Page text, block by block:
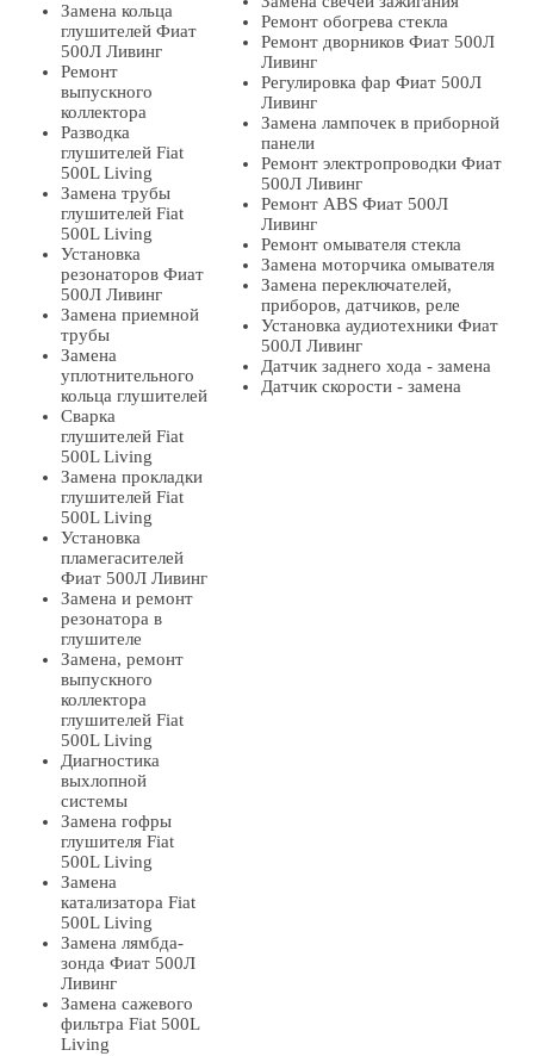
Замена кольца
глушителей Фиат
500Л Ливинг
Ремонт
выпускного
коллектора
Разводка
глушителей Fiat
500L Living
Замена трубы
глушителей Fiat
500L Living
Установка
резонаторов Фиат
500Л Ливинг
Замена приемной
трубы
Замена
уплотнительного
кольца глушителей
Сварка
глушителей Fiat
500L Living
Замена прокладки
глушителей Fiat
500L Living
Установка
пламегасителей
Фиат 500Л Ливинг
Замена и ремонт
резонатора в
глушителе
Замена, ремонт
выпускного
коллектора
глушителей Fiat
500L Living
Диагностика
выхлопной
системы
Замена гофры
глушителя Fiat
500L Living
Замена
катализатора Fiat
500L Living
Замена лямбда-
зонда Фиат 500Л
Ливинг
Замена сажевого
фильтра Fiat 500L
Living
Ремонт обогрева стекла
Ремонт дворников Фиат 500Л
Ливинг
Регулировка фар Фиат 500Л
Ливинг
Замена лампочек в приборной
панели
Ремонт электропроводки Фиат
500Л Ливинг
Ремонт ABS Фиат 500Л
Ливинг
Ремонт омывателя стекла
Замена моторчика омывателя
Замена переключателей,
приборов, датчиков, реле
Установка аудиотехники Фиат
500Л Ливинг
Датчик заднего хода - замена
Датчик скорости - замена